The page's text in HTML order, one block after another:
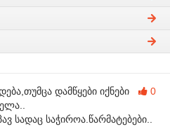
0
დამწყები იქნები
სადაც საჭიროა.წარმატებები..